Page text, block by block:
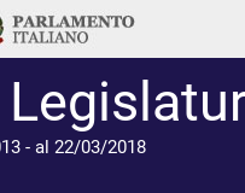
- al 22/03/2018